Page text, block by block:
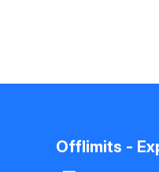
Offlimits -